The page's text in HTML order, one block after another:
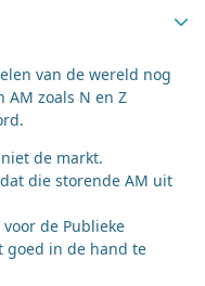
van de wereld nog
AM zoals N en Z
de markt.
die storende AM uit
de Publieke
goed in de hand te